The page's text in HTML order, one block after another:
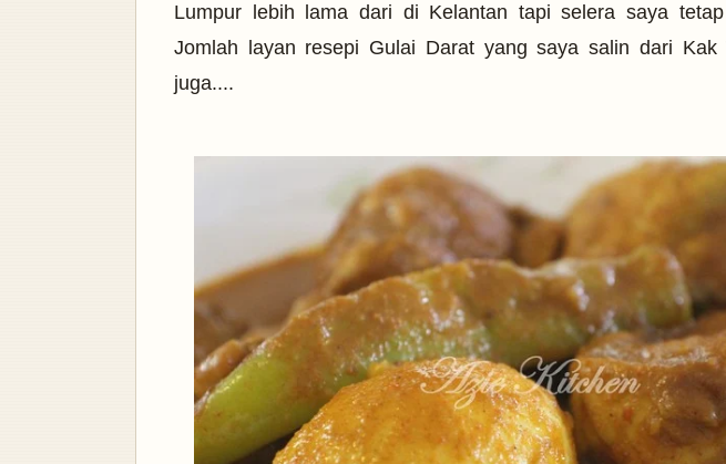
Lumpur lebih lama dari di Kelantan tapi selera saya
Jomlah layan resepi Gulai Darat yang saya salin dari Kak
juga....